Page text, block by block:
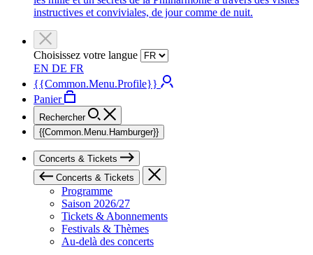
instructives et conviviales, de jour comme de nuit.
Choisissez votre langue
EN DE FR
{{Common.Menu.Profile}}
Panier
Rechercher
{{Common.Menu.Hamburger}}
Concerts & Tickets
Concerts & Tickets
Programme
Saison 2026/27
Tickets & Abonnements
Festivals & Thèmes
Au-delà des concerts